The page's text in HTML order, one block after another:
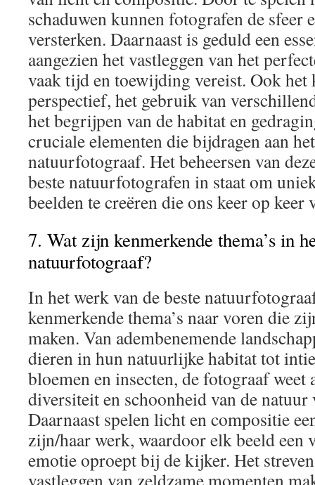
schaduwen kunnen fotografen de sfeer
versterken. Daarnaast is geduld een
aangezien het vastleggen van het
vaak tijd en toewijding vereist. Ook het
perspectief, het gebruik van
het begrijpen van de habitat en
cruciale elementen die bijdragen aan
natuurfotograaf. Het beheersen van
beste natuurfotografen in staat om
beelden te creëren die ons keer op keer
7. Wat zijn kenmerkende thema’s in
natuurfotograaf?
In het werk van de beste
kenmerkende thema’s naar voren die
maken. Van adembenemende
dieren in hun natuurlijke habitat tot
bloemen en insecten, de fotograaf weet
diversiteit en schoonheid van de natuur
Daarnaast spelen licht en compositie
zijn/haar werk, waardoor elk beeld een
emotie oproept bij de kijker. Het
vastleggen van zeldzame momenten